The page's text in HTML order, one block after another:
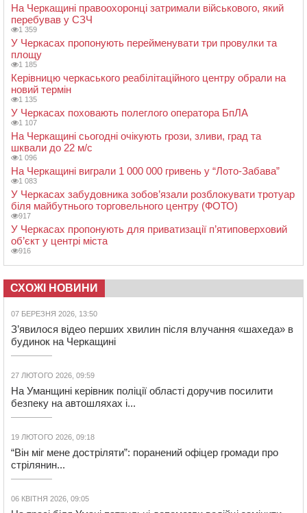
На Черкащині правоохоронці затримали військового, який
перебував у СЗЧ
1 359
У Черкасах пропонують перейменувати три провулки та
площу
1 185
Керівницю черкаського реабілітаційного центру обрали на
новий термін
1 135
У Черкасах поховають полеглого оператора БпЛА
1 107
На Черкащині сьогодні очікують грози, зливи, град та
шквали до 22 м/с
1 096
На Черкащині виграли 1 000 000 гривень у “Лото-Забава”
1 083
У Черкасах забудовника зобов’язали розблокувати тротуар
біля майбутнього торговельного центру (ФОТО)
917
У Черкасах пропонують для приватизації п’ятиповерховий
об’єкт у центрі міста
916
СХОЖІ НОВИНИ
07 БЕРЕЗНЯ 2026, 13:50
З’явилося відео перших хвилин після влучання «шахеда» в
будинок на Черкащині
27 ЛЮТОГО 2026, 09:59
На Уманщині керівник поліції області доручив посилити
безпеку на автошляхах і...
19 ЛЮТОГО 2026, 09:18
“Він міг мене достріляти”: поранений офіцер громади про
стрілянин...
06 КВІТНЯ 2026, 09:05